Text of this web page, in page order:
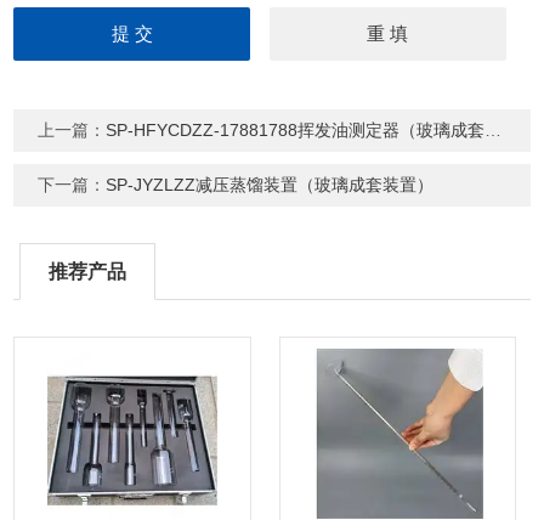
上一篇： SP-HFYCDZZ-17881788挥发油测定器（玻璃成套装置）
下一篇： SP-JYZLZZ减压蒸馏装置（玻璃成套装置）
推荐产品